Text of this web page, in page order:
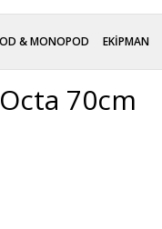
& MONOPOD EKİPMAN
70cm